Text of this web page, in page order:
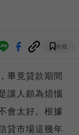
收藏
畢竟貸款期間
讓人頗為煩惱
會太好。根據
貸市場這幾年